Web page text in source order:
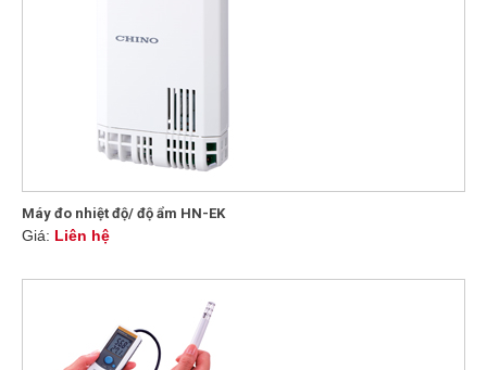
Máy đo nhiệt độ/ độ ẩm HN-EK
Giá: Liên hệ